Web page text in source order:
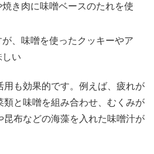
焼き肉に味噌ベースのたれを使
が、味噌を使ったクッキーやア
しい
用も効果的です。例えば、疲れが
類と味噌を組み合わせ、むくみが
昆布などの海藻を入れた味噌汁が